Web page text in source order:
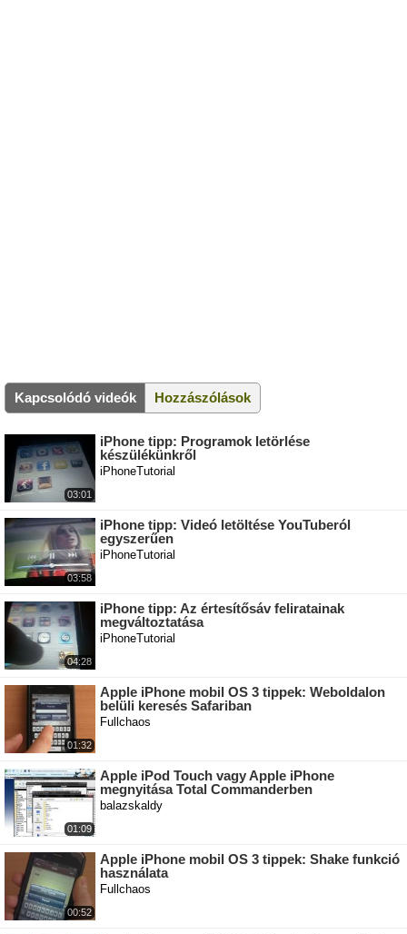
Kapcsolódó videók Hozzászólások
03:01
iPhone tipp: Programok letörlése
készülékünkről
iPhoneTutorial
03:58
iPhone tipp: Videó letöltése YouTuberól
egyszerűen
iPhoneTutorial
04:28
iPhone tipp: Az értesítősáv feliratainak
megváltoztatása
iPhoneTutorial
01:32
Apple iPhone mobil OS 3 tippek: Weboldalon
belüli keresés Safariban
Fullchaos
01:09
Apple iPod Touch vagy Apple iPhone
megnyitása Total Commanderben
balazskaldy
00:52
Apple iPhone mobil OS 3 tippek: Shake funkció
használata
Fullchaos